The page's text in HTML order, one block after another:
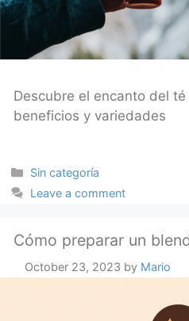
Descubre el encanto del
beneficios y variedades
Categories
Sin categoría
Leave a comment
Cómo preparar un
October 23, 2023 by Mario